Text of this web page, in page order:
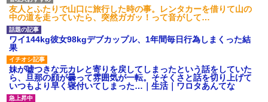
友人とふたりで山口に旅行した時の事。レンタカーを借りて山の
中の道を走っていたら、突然ガガッ！って音がして…
ワイ144kg彼女98kgデブカップル、1年間毎日行為しまくった結
果
妹が嘘つきな元カレと寄りを戻してしまったという話をしていた
ら、旦那の顔が曇って雰囲気が一転。そそくさと話を切り上げて
いつもより早く寝付いてしまった…｜生活｜ワロタあんてな